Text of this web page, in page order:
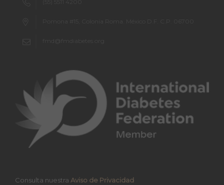
Consulta nuestra Aviso de Privacidad